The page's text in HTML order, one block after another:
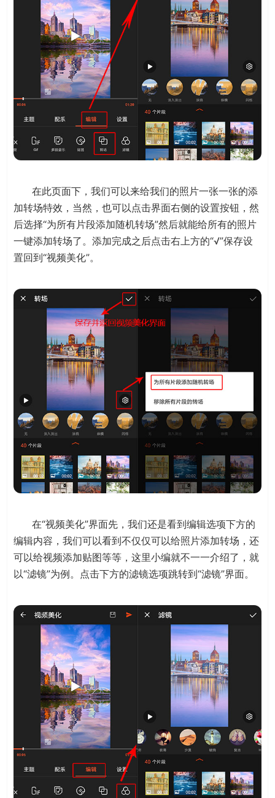
在此页面下，我们可以来给我们的照片一张一张的添
加转场特效，当然，也可以点击界面右侧的设置按钮，然
后选择“为所有片段添加随机转场”然后就能给所有的照片
一键添加转场了。添加完成之后点击右上方的“√”保存设
置回到“视频美化”。
在“视频美化”界面先，我们还是看到编辑选项下方的
编辑内容，我们可以看到不仅仅可以给照片添加转场，还
可以给视频添加贴图等等，这里小编就不一一介绍了，就
以“滤镜”为例。点击下方的滤镜选项跳转到“滤镜”界面。